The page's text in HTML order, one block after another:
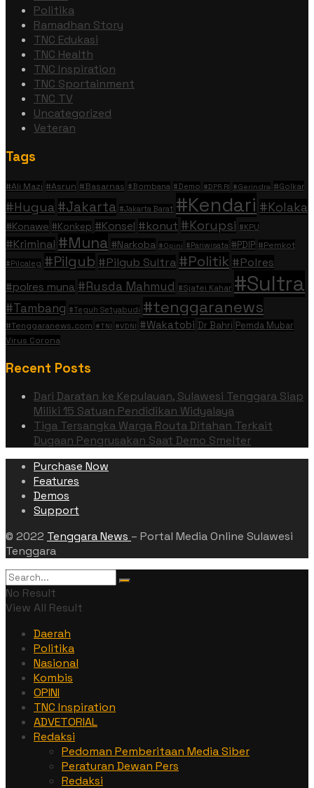
Politika
Ramadhan Story
TNC Edukasi
TNC Health
TNC Inspiration
TNC Sportainment
TNC TV
Uncategorized
Veteran
Tags
#Ali Mazi #Asrun #Basarnas #Bombana #Demo #DPR RI #Gerindra #Golkar
#Hugua #Jakarta #Jakarta Barat #Kendari #Kolaka
#Konawe #Konkep #Konsel #konut #Korupsi #KPU
#Kriminal #Muna #Narkoba #Opini #Pariwisata #PDIP #Pemkot
#Pilcaleg #Pilgub #Pilgub Sultra #Politik #Polres
#polres muna #Rusda Mahmud #Sjafei Kahar #Sultra
#Tambang #Teguh Setyabudi #tenggaranews
#Tenggaranews.com #TNI #VDNI #Wakatobi Dr Bahri Pemda Mubar
Virus Corona
Recent Posts
Dari Daratan ke Kepulauan, Sulawesi Tenggara Siap
Miliki 15 Satuan Pendidikan Widyalaya
Tiga Tersangka Warga Routa Ditahan Terkait
Dugaan Pengrusakan Saat Demo Smelter
Purchase Now
Features
Demos
Support
© 2022 Tenggara News – Portal Media Online Sulawesi
Tenggara
No Result
View All Result
Daerah
Politika
Nasional
Kombis
OPINI
TNC Inspiration
ADVETORIAL
Redaksi
Pedoman Pemberitaan Media Siber
Peraturan Dewan Pers
Redaksi